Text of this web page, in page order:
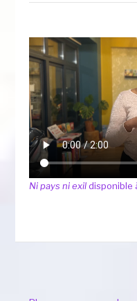
Ni pays ni exildisponible